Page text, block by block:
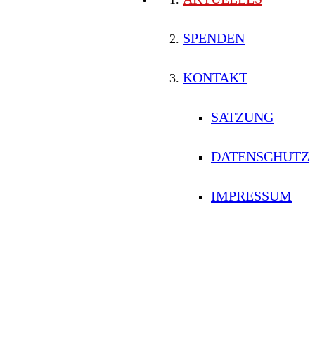
SPENDEN
KONTAKT
SATZUNG
DATENSCHUTZ
IMPRESSUM